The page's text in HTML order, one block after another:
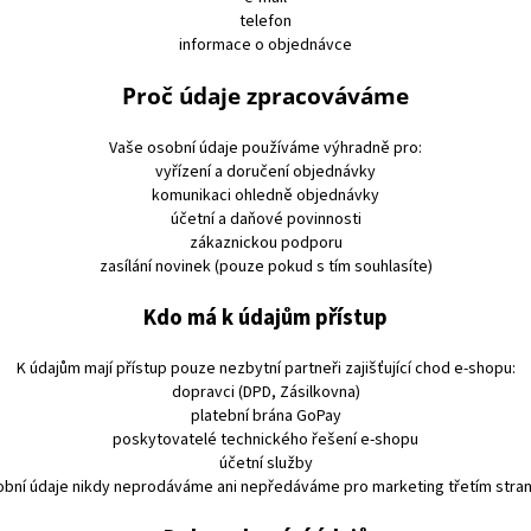
telefon
informace o objednávce
Proč údaje zpracováváme
Vaše osobní údaje používáme výhradně pro:
vyřízení a doručení objednávky
komunikaci ohledně objednávky
účetní a daňové povinnosti
zákaznickou podporu
zasílání novinek (pouze pokud s tím souhlasíte)
Kdo má k údajům přístup
K údajům mají přístup pouze nezbytní partneři zajišťující chod e-shopu:
dopravci (DPD, Zásilkovna)
platební brána GoPay
poskytovatelé technického řešení e-shopu
účetní služby
údaje nikdy neprodáváme ani nepředáváme pro marketing třetím